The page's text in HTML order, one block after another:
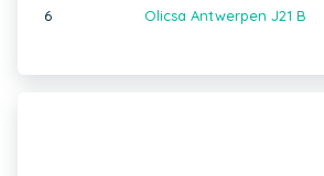
6 Olicsa Antwerpen J21 B